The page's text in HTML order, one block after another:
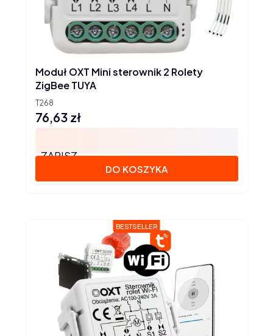
T268
Moduł OXT Mini sterownik 2 Rolety
ZigBee TUYA
Cena
76,63 zł
ZAPISZ
DO KOSZYKA
BESTSELLER